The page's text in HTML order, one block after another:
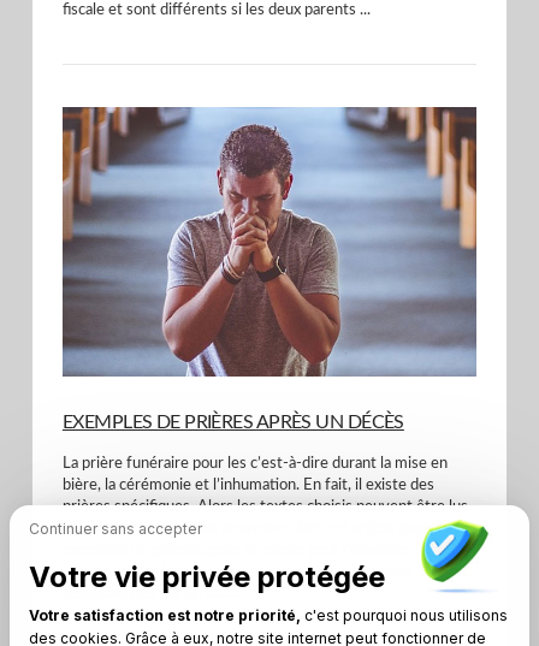
VIEW POST
fiscale et sont différents si les deux parents ...
EXEMPLES DE PRIÈRES APRÈS UN DÉCÈS
La prière funéraire pour les c’est-à-dire durant la mise en
bière, la cérémonie et l’inhumation. En fait, il existe des
prières spécifiques. Alors les textes choisis peuvent être lus
ou chantés. Enfin, vous trouverez dans cet article quelques
exemples de prières après un décès pour l'élévation de l'âme.
Avant les obsèques, les prières sont généralement
sélectionnées par un ou ...
Continuer sans accepter
Votre vie privée protégée
Votre satisfaction est notre priorité, c'est pourquoi nous utilisons
des cookies. Grâce à eux, notre site internet peut fonctionner de